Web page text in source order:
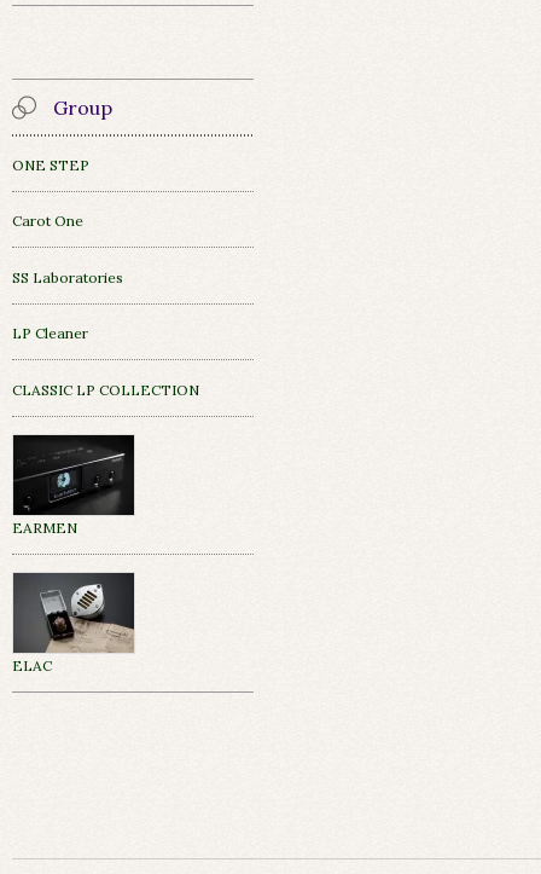
Group
ONE STEP
Carot One
SS Laboratories
LP Cleaner
CLASSIC LP COLLECTION
EARMEN
ELAC